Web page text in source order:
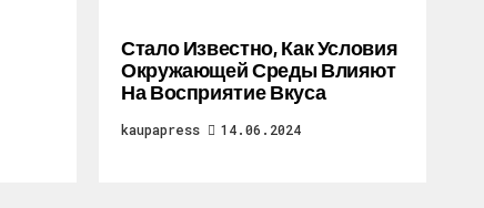
Стало Известно, Как Условия
Окружающей Среды Влияют
На Восприятие Вкуса
kaupapress 14.06.2024